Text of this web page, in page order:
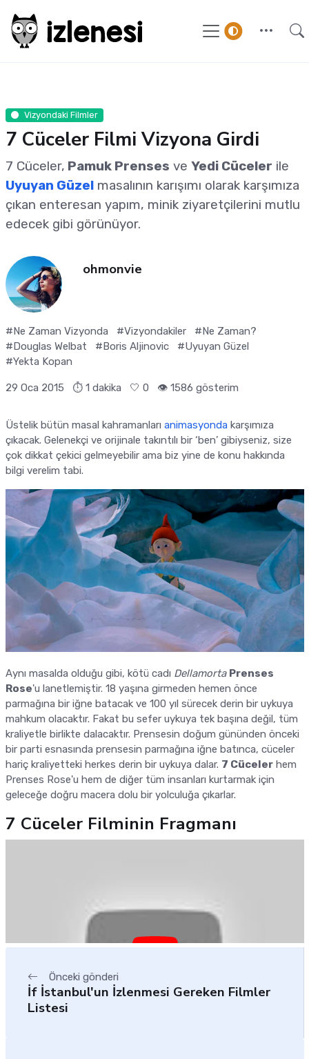
Vizyondaki Filmler
7 Cüceler Filmi Vizyona Girdi
7 Cüceler, Pamuk Prenses ve Yedi Cüceler ile
Uyuyan Güzelmasalının karışımı olarak karşımıza
çıkan enteresan yapım, minik ziyaretçilerini mutlu
edecek gibi görünüyor.
ohmonvie
29 Oca 2015 ⏱ 1 dakika 🤍 0 👁️ 1586 gösterim
#Ne Zaman Vizyonda #Vizyondakiler
#Ne Zaman?
#Douglas Welbat
#Boris Aljinovic
#Uyuyan Güzel
#Yekta Kopan
Üstelik bütün masal kahramanları animasyondakarşımıza
çıkacak. Gelenekçi ve orijinale takıntılı bir ‘ben’ gibiyseniz, size
çok dikkat çekici gelmeyebilir ama biz yine de konu hakkında
bilgi verelim tabi.
Aynı masalda olduğu gibi, kötü cadı Dellamorta Prenses
Rose'u lanetlemiştir. 18 yaşına girmeden hemen önce
parmağına bir iğne batacak ve 100 yıl sürecek derin bir uykuya
mahkum olacaktır. Fakat bu sefer uykuya tek başına değil, tüm
kraliyetle birlikte dalacaktır. Prensesin doğum gününden önceki
bir parti esnasında prensesin parmağına iğne batınca, cüceler
hariç kraliyetteki herkes derin bir uykuya dalar. 7 Cücelerhem
Prenses Rose'u hem de diğer tüm insanları kurtarmak için
geleceğe doğru macera dolu bir yolculuğa çıkarlar.
7 Cüceler Filminin Fragmanı
Önceki gönderi
İf İstanbul'un İzlenmesi Gereken Filmler
Listesi